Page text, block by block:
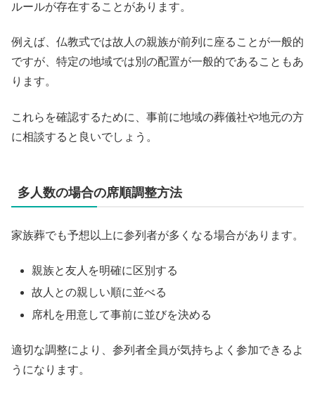
ルールが存在することがあります。
例えば、仏教式では故人の親族が前列に座ることが一般的
ですが、特定の地域では別の配置が一般的であることもあ
ります。
これらを確認するために、事前に地域の葬儀社や地元の方
に相談すると良いでしょう。
多人数の場合の席順調整方法
家族葬でも予想以上に参列者が多くなる場合があります。
親族と友人を明確に区別する
故人との親しい順に並べる
席札を用意して事前に並びを決める
適切な調整により、参列者全員が気持ちよく参加できるよ
うになります。